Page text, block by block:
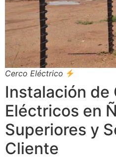
Cerco Eléctrico
Instalación de
Eléctricos en
Superiores y
Cliente